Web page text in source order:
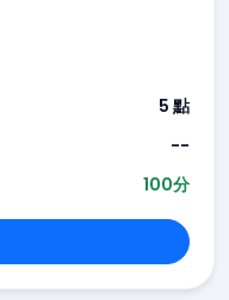
5 點
--
100分